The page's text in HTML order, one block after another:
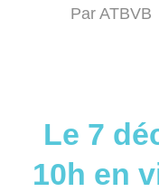
Par ATBVB
Le 7
10h en